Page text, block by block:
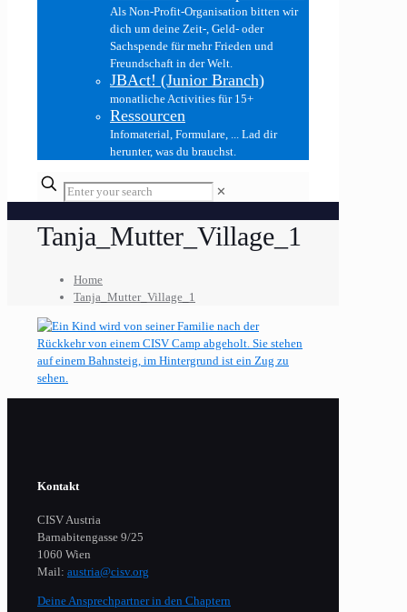
Als Non-Profit-Organisation bitten wir
dich um deine Zeit-, Geld- oder
Sachspende für mehr Frieden und
Freundschaft in der Welt.
JBAct! (Junior Branch)
monatliche Activities für 15+
Ressourcen
Infomaterial, Formulare, ... Lad dir
herunter, was du brauchst.
✕
Tanja_Mutter_Village_1
Home
Tanja_Mutter_Village_1
Kontakt
CISV Austria
Barnabitengasse 9/25
1060 Wien
Mail: austria@cisv.org
Deine Ansprechpartner in den Chaptern